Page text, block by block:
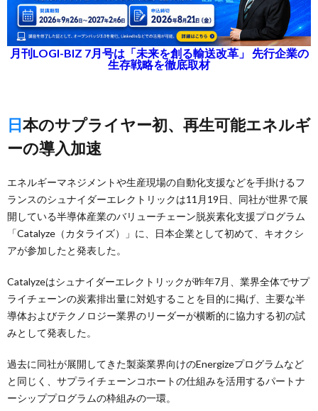
月刊LOGI-BIZ 7月号は「未来を創る輸送改革」 先行企業の
生存戦略を徹底取材
日本のサプライヤー初、再生可能エネルギ
ーの導入加速
エネルギーマネジメントや生産現場の自動化支援などを手掛けるフ
ランスのシュナイダーエレクトリックは11月19日、同社が世界で展
開している半導体産業のバリューチェーン脱炭素化支援プログラム
「Catalyze（カタライズ）」に、日本企業として初めて、キオクシ
アが参加したと発表した。
Catalyzeはシュナイダーエレクトリックが昨年7月、業界全体でサプ
ライチェーンの炭素排出量に対処することを目的に掲げ、主要な半
導体およびテクノロジー業界のリーダーが横断的に協力する初の試
みとして発表した。
過去に同社が展開してきた製薬業界向けのEnergizeプログラムなど
と同じく、サプライチェーンコホートの仕組みを活用するパートナ
ーシッププログラムの枠組みの一環。